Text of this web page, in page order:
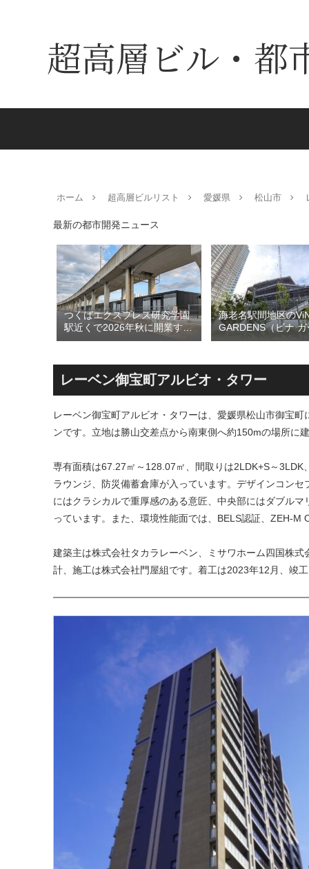
超高層ビル・都
ホーム 超高層ビルリスト 愛媛県 松山市
最新の都市開発ニュース
つくばエクスプレス研究学園
駅近くで2026年秋に開業する
高架下商業施設「寿横
跡地の開発計画や商業ビル建
設進行などにより駅前商業地
が形成へ！！
海老名駅間地区の
GARDENS（ビナ
ズ）で建設中の「（
テル温浴棟」2026
設状況！！天然温泉
育て・ペット関連
レーベン御宝町アルビオ・タワー
レーベン御宝町アルビオ・タワーは、愛媛県松山市御宝
ンです。立地は勝山交差点から南東側へ約150mの場所に
専有面積は67.27㎡～128.07㎡、間取りは2LDK+S～
ラウンジ、防災備蓄倉庫が入っています。デザインコン
にはクラシカルで重厚感のある意匠、中央部にはダブル
っています。また、環境性能面では、BELS認証、ZEH-M
建築主は株式会社タカラレーベン、ミサワホーム四国株
計、施工は株式会社門屋組です。着工は2023年12月、竣